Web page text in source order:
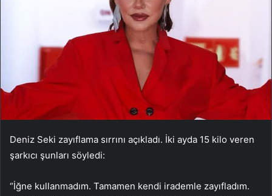
Deniz Seki zayıflama sırrını açıkladı. İki ayda 15 kilo veren
şarkıcı şunları söyledi:
“İğne kullanmadım. Tamamen kendi irademle zayıfladım.